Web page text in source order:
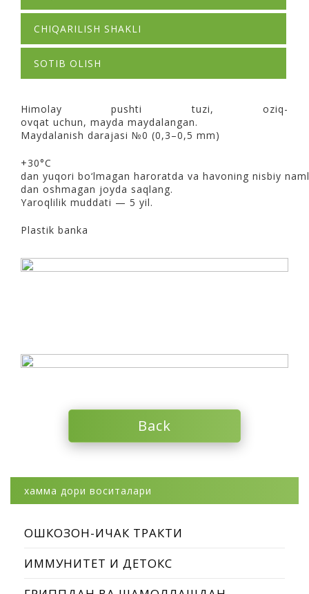
хамма дори воситалари
ОШКОЗОН-ИЧАК ТРАКТИ
ИММУНИТЕТ И ДЕТОКС
CHIQARILISH SHAKLI
SOTIB OLISH
Himolay pushti tuzi,oziq-
ovqat uchun, mayda maydalangan.
Maydalanish darajasi №0 (0,3–0,5 mm)
+30°C
dan yuqori bo‘lmagan haroratda va havoning nisbiy
dan oshmagan joyda saqlang.
Yaroqlilik muddati — 5 yil.
Plastik banka
Back